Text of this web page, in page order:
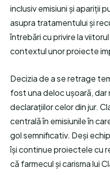
inclusiv emisiuni și apariții
asupra tratamentului și
întrebări cu privire la
contextul unor proiecte
Decizia de a se retrage
fost una deloc ușoară,
declarațiilor celor din jur.
centrală în emisiunile în
gol semnificativ. Deși
își continue proiectele cu
că farmecul și carisma lui